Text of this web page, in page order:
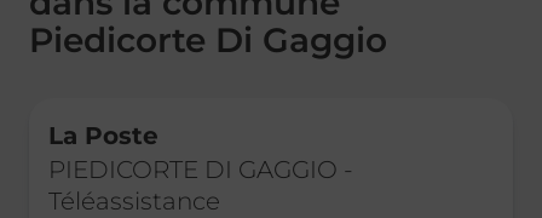
Piedicorte Di Gaggio
La Poste
PIEDICORTE DI GAGGIO -
Téléassistance